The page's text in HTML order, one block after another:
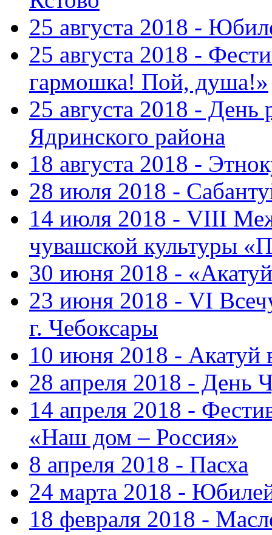
25 августа 2018 -
25 августа 2018 -
гармошка! Пой, душа!»
25 августа 2018 -
Ядринского района
18 августа 2018 -
28 июля 2018 -
14 июля 2018 - VIII
чувашской культуры
30 июня 2018 -
23 июня 2018 - VI
г. Чебоксары
10 июня 2018 - Акатуй
28 апреля 2018 - День
14 апреля 2018 -
«Наш дом – Россия»
8 апреля 2018 - Пасха
24 марта 2018 -
18 февраля 2018 -